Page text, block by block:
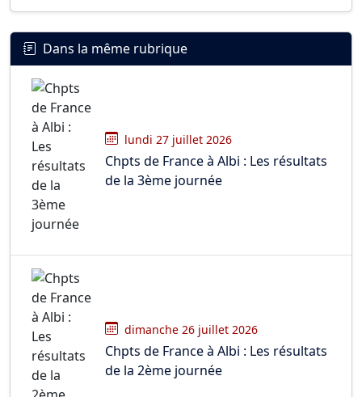
Dans la même rubrique
lundi 27 juillet 2026
Chpts de France à Albi : Les résultats
de la 3ème journée
dimanche 26 juillet 2026
Chpts de France à Albi : Les résultats
de la 2ème journée